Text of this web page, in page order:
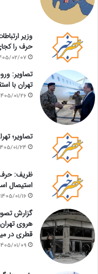
وزیر
حرف را
02/07
تصاویر:
تهران با
01/26
تصاویر؛
01/24
ظریف:
استیصال
1405/01/16
گزارش
هروی
قطری در
01/09